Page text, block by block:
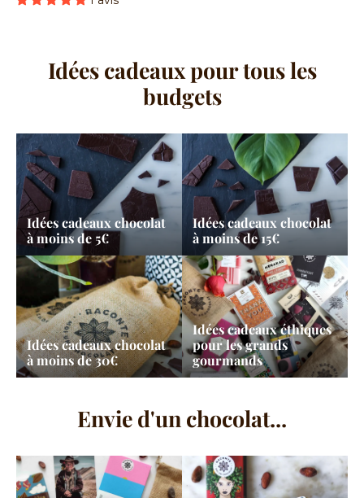
Idées cadeaux pour tous les
budgets
Idées cadeaux chocolat
à moins de 5€
Idées cadeaux chocolat
à moins de 15€
Idées cadeaux chocolat
à moins de 30€
Idées cadeaux éthiques
pour les grands
gourmands
Envie d'un chocolat...